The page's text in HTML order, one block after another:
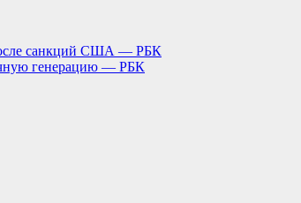
после санкций США — РБК
генерацию — РБК